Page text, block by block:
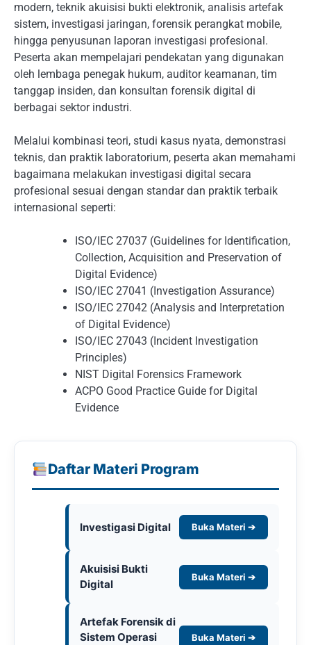
modern, teknik akuisisi bukti elektronik, analisis artefak
sistem, investigasi jaringan, forensik perangkat mobile,
hingga penyusunan laporan investigasi profesional.
Peserta akan mempelajari pendekatan yang digunakan
oleh lembaga penegak hukum, auditor keamanan, tim
tanggap insiden, dan konsultan forensik digital di
berbagai sektor industri.
Melalui kombinasi teori, studi kasus nyata, demonstrasi
teknis, dan praktik laboratorium, peserta akan memahami
bagaimana melakukan investigasi digital secara
profesional sesuai dengan standar dan praktik terbaik
internasional seperti:
ISO/IEC 27037 (Guidelines for Identification,
Collection, Acquisition and Preservation of
Digital Evidence)
ISO/IEC 27041 (Investigation Assurance)
ISO/IEC 27042 (Analysis and Interpretation
of Digital Evidence)
ISO/IEC 27043 (Incident Investigation
Principles)
NIST Digital Forensics Framework
ACPO Good Practice Guide for Digital
Evidence
Daftar Materi Program
Investigasi Digital Buka Materi ➔
Akuisisi Bukti
Digital
Buka Materi ➔
Artefak Forensik di
Sistem Operasi
Buka Materi ➔